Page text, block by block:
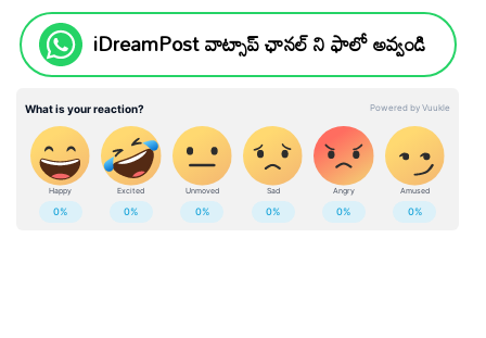
iDreamPost వాట్సాప్ ఛానల్ ని ఫాలో అవ్వండి